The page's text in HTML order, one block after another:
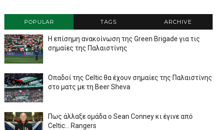
POPULAR TAGS ARCHIVE
Η επίσημη ανακοίνωση της Green Brigade για τις
σημαίες της Παλαιστίνης
Οπαδοί της Celtic θα έχουν σημαίες της Παλαιστίνης
στο ματς με τη Beer Sheva
Πως άλλαξε ομάδα ο Sean Conney κι έγινε από
Celtic... Rangers